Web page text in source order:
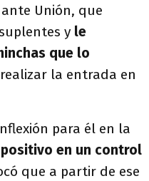
Unión, que
y le
que lo
la entrada en
para él en la
positivo en un control
que a partir de ese